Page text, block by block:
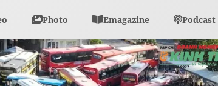
Photo Emagazine Podcast